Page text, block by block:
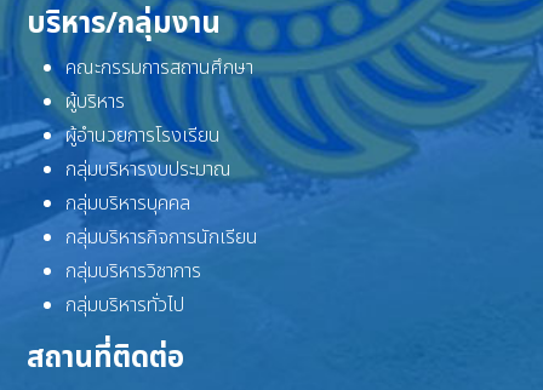
บริหาร/กลุ่มงาน
คณะกรรมการสถานศึกษา
ผู้บริหาร
ผู้อำนวยการโรงเรียน
กลุ่มบริหารงบประมาณ
กลุ่มบริหารบุคคล
กลุ่มบริหารกิจการนักเรียน
กลุ่มบริหารวิชาการ
กลุ่มบริหารทั่วไป
สถานที่ติดต่อ